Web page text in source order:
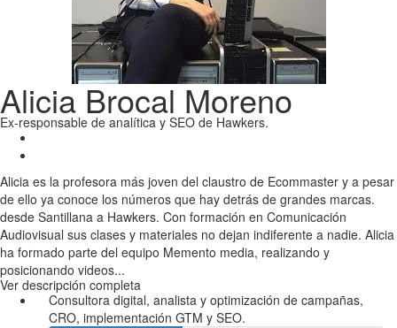
Alicia Brocal Moreno
Ex-responsable de analítica y SEO de Hawkers.
Alicia es la profesora más joven del claustro de Ecommaster y a pesar
de ello ya conoce los números que hay detrás de grandes marcas.
desde Santillana a Hawkers. Con formación en Comunicación
Audiovisual sus clases y materiales no dejan indiferente a nadie. Alicia
ha formado parte del equipo Memento media, realizando y
posicionando videos...
Ver descripción completa
Consultora digital, analista y optimización de campañas,
CRO, implementación GTM y SEO.